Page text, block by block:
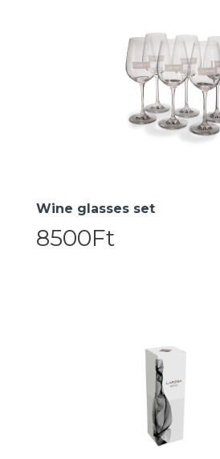
​Wine glasses set
8500Ft